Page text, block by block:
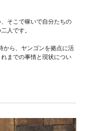
そこで稼いで自分たちの
人です。
から、ヤンゴンを拠点に活
までの事情と現状につい